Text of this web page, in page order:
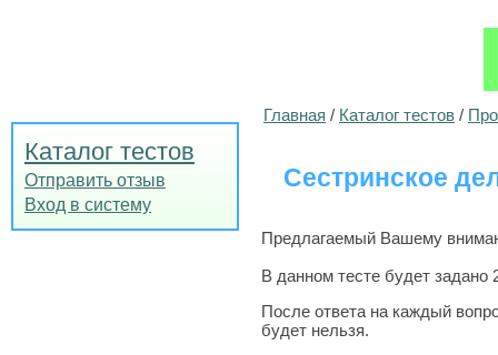
Каталог тестов
Отправить отзыв
Вход в систему
Главная / Каталог тестов /
Сестринское
Предлагаемый Вашему
В данном тесте будет задано
После ответа на каждый
будет нельзя.